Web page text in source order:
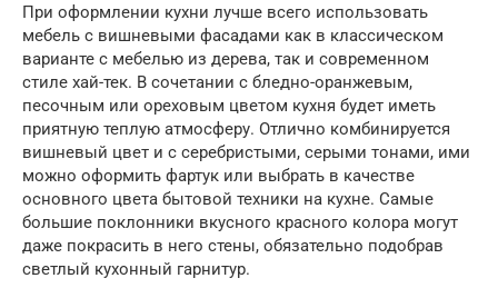
При оформлении кухни лучше всего использовать
мебель с вишневыми фасадами как в классическом
варианте с мебелью из дерева, так и современном
стиле хай-тек. В сочетании с бледно-оранжевым,
песочным или ореховым цветом кухня будет иметь
приятную теплую атмосферу. Отлично комбинируется
вишневый цвет и с серебристыми, серыми тонами, ими
можно оформить фартук или выбрать в качестве
основного цвета бытовой техники на кухне. Самые
большие поклонники вкусного красного колора могут
даже покрасить в него стены, обязательно подобрав
светлый кухонный гарнитур.